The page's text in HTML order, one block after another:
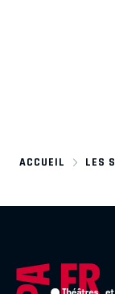
ACCUEIL LES